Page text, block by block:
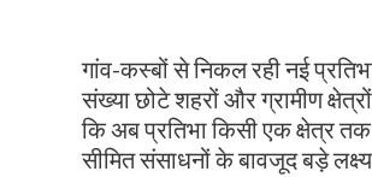
गांव-कस्बों से निकल रही नई
संख्या छोटे शहरों और ग्रामीण
कि अब प्रतिभा किसी एक क्षेत्र
सीमित संसाधनों के बावजूद बड़े